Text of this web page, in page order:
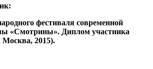
фестиваля современной
«Смотрины». Диплом участника
Москва, 2015).